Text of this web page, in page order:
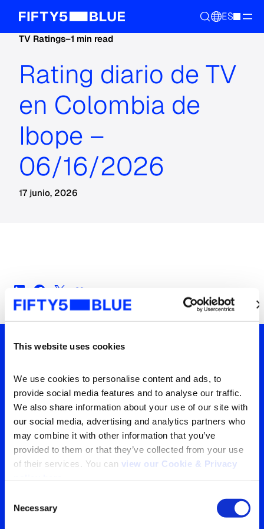
This website uses cookies
We use cookies to personalise content and ads, to
provide social media features and to analyse our traffic.
We also share information about your use of our site with
our social media, advertising and analytics partners who
may combine it with other information that you’ve
provided to them or that they’ve collected from your use
of their services. You can view our Cookie & Privacy
Selection
Necessary
ES
TV Ratings–1 min read
Rating diario de TV
en Colombia de
Ibope –
06/16/2026
17 junio, 2026
Tu ventana a lo que el
mundo está viendo
Contáctanos para obtener
la visión más clara de tu
audiencia
Contáctanos